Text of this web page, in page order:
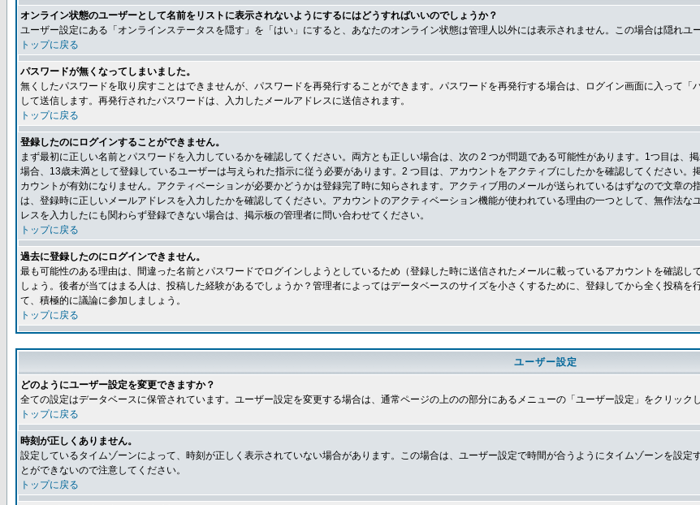
オンライン状態のユーザーとして名前をリストに表示されないようにするにはどうすればいいのでしょうか？
ユーザー設定にある「オンラインステータスを隠す」を「はい」にすると、あなたのオンライン状態は管理人以外には表示されません。この場合は隠れユ
トップに戻る
パスワードが無くなってしまいました。
無くしたパスワードを取り戻すことはできませんが、パスワードを再発行することができます。パスワードを再発行する場合は、ログイン画面に入って
して送信します。再発行されたパスワードは、入力したメールアドレスに送信されます。
トップに戻る
登録したのにログインすることができません。
まず最初に正しい名前とパスワードを入力しているかを確認してください。両方とも正しい場合は、次の 2 つが問題である可能性があります。1つ目は、
場合、13歳未満として登録しているユーザーは与えられた指示に従う必要があります。2 つ目は、アカウントをアクティブにしたかを確認してください
カウントが有効になりません。アクティベーションが必要かどうかは登録完了時に知らされます。アクティブ用のメールが送られているはずなので文章
は、登録時に正しいメールアドレスを入力したかを確認してください。アカウントのアクティベーション機能が使われている理由の一つとして、無作法
レスを入力したにも関わらず登録できない場合は、掲示板の管理者に問い合わせてください。
トップに戻る
過去に登録したのにログインできません。
最も可能性のある理由は、間違った名前とパスワードでログインしようとしているため（登録した時に送信されたメールに載っているアカウントを確認
しょう。後者が当てはまる人は、投稿した経験があるでしょうか？管理者によってはデータベースのサイズを小さくするために、登録してから全く投稿
て、積極的に議論に参加しましょう。
トップに戻る
ユーザー設定
どのようにユーザー設定を変更できますか？
全ての設定はデータベースに保管されています。ユーザー設定を変更する場合は、通常ページの上のの部分にあるメニューの「ユーザー設定」をクリック
トップに戻る
時刻が正しくありません。
設定しているタイムゾーンによって、時刻が正しく表示されていない場合があります。この場合は、ユーザー設定で時間が合うようにタイムゾーンを設
とができないので注意してください。
トップに戻る